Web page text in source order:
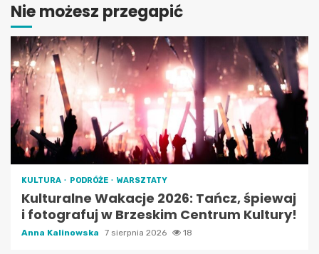
Nie możesz przegapić
KULTURA PODRÓŻE WARSZTATY
Kulturalne Wakacje 2026: Tańcz, śpiewaj
i fotografuj w Brzeskim Centrum Kultury!
Anna Kalinowska 7 sierpnia 2026 18